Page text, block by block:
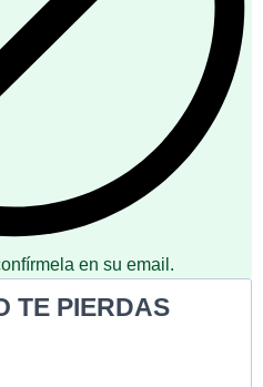
en su email.
TE PIERDAS